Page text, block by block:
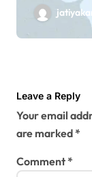
Leave a Reply
Your email
are marked*
Comment*